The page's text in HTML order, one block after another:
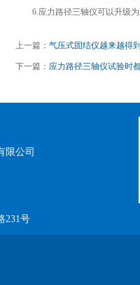
6.应力路径三轴仪可以升级为
上一篇： 气压式固结仪越来越得
下一篇： 应力路径三轴仪试验时
限公司
231号